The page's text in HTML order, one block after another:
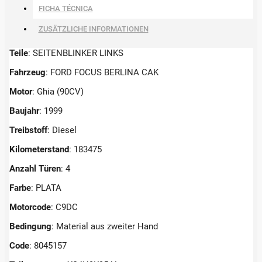
FICHA TÉCNICA
ZUSÄTZLICHE INFORMATIONEN
Teile: SEITENBLINKER LINKS
Fahrzeug: FORD FOCUS BERLINA CAK
Motor: Ghia (90CV)
Baujahr: 1999
Treibstoff: Diesel
Kilometerstand: 183475
Anzahl Türen: 4
Farbe: PLATA
Motorcode: C9DC
Bedingung: Material aus zweiter Hand
Code: 8045157